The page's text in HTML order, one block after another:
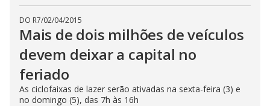
DO R7/02/04/2015
Mais de dois milhões de veículos
devem deixar a capital no
feriado
As ciclofaixas de lazer serão ativadas na sexta-feira (3) e
no domingo (5), das 7h às 16h